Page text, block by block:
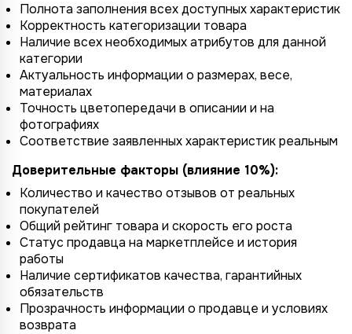
Полнота заполнения всех доступных характеристик
Корректность категоризации товара
Наличие всех необходимых атрибутов для данной
категории
Актуальность информации о размерах, весе,
материалах
Точность цветопередачи в описании и на
фотографиях
Соответствие заявленных характеристик реальным
Доверительные факторы (влияние 10%):
Количество и качество отзывов от реальных
покупателей
Общий рейтинг товара и скорость его роста
Статус продавца на маркетплейсе и история
работы
Наличие сертификатов качества, гарантийных
обязательств
Прозрачность информации о продавце и условиях
возврата